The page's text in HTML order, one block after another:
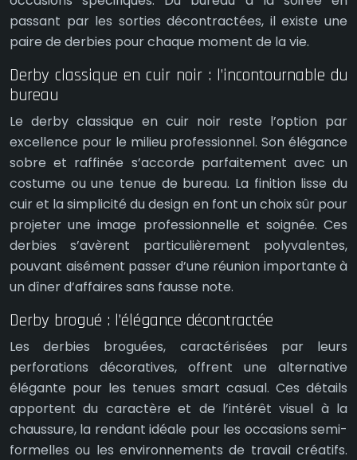
passant par les sorties décontractées, il existe une
paire de derbies pour chaque moment de la vie.
Derby classique en cuir noir : l’incontournable du
bureau
Le derby classique en cuir noir reste l’option par
excellence pour le milieu professionnel. Son élégance
sobre et raffinée s’accorde parfaitement avec un
costume ou une tenue de bureau. La finition lisse du
cuir et la simplicité du design en font un choix sûr pour
projeter une image professionnelle et soignée. Ces
derbies s’avèrent particulièrement polyvalentes,
pouvant aisément passer d’une réunion importante à
un dîner d’affaires sans fausse note.
Derby brogué : l’élégance décontractée
Les derbies broguées, caractérisées par leurs
perforations décoratives, offrent une alternative
élégante pour les tenues smart casual. Ces détails
apportent du caractère et de l’intérêt visuel à la
chaussure, la rendant idéale pour les occasions semi-
formelles ou les environnements de travail créatifs.